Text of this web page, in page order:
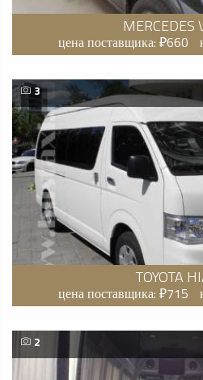
MERCEDES
цена поставщика: ₽660
3
TOYOTA
цена поставщика: ₽715
2